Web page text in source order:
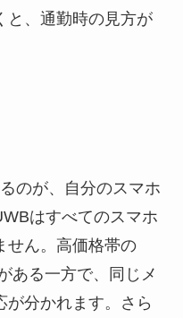
と、通勤時の見方が
のが、自分のスマホ
はすべてのスマホ
せん。高価格帯の
ある一方で、同じメ
が分かれます。さら